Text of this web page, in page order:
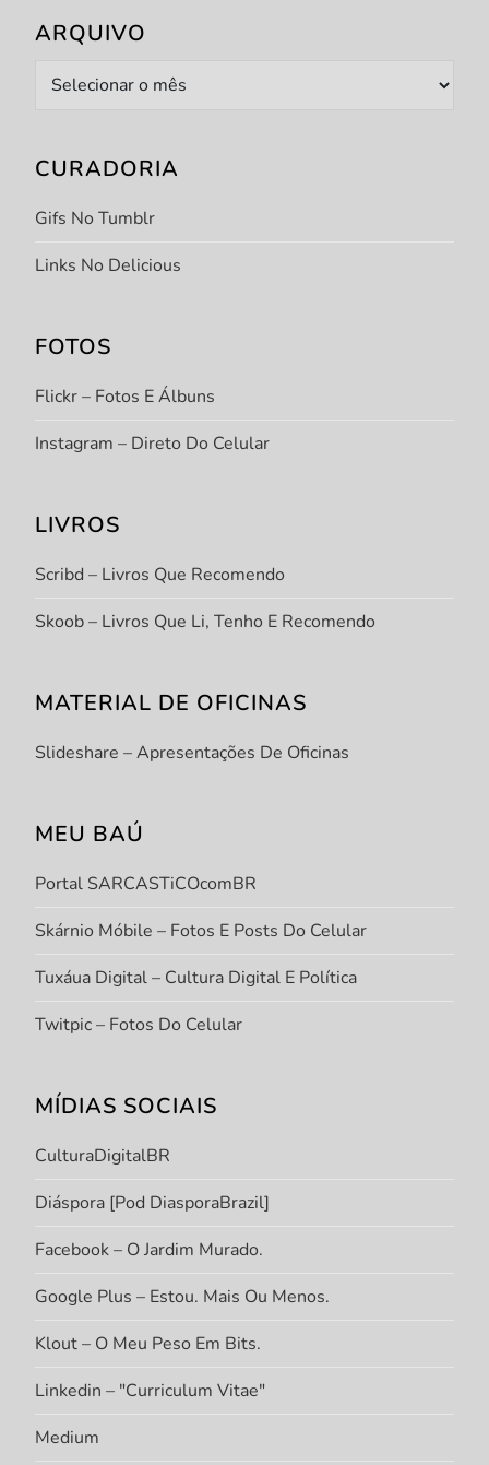
ARQUIVO
Arquivo
CURADORIA
Gifs No Tumblr
Links No Delicious
FOTOS
Flickr – Fotos E Álbuns
Instagram – Direto Do Celular
LIVROS
Scribd – Livros Que Recomendo
Skoob – Livros Que Li, Tenho E Recomendo
MATERIAL DE OFICINAS
Slideshare – Apresentações De Oficinas
MEU BAÚ
Portal SARCASTiCOcomBR
Skárnio Móbile – Fotos E Posts Do Celular
Tuxáua Digital – Cultura Digital E Política
Twitpic – Fotos Do Celular
MÍDIAS SOCIAIS
CulturaDigitalBR
Diáspora [Pod DiasporaBrazil]
Facebook – O Jardim Murado.
Google Plus – Estou. Mais Ou Menos.
Klout – O Meu Peso Em Bits.
Linkedin – "Curriculum Vitae"
Medium